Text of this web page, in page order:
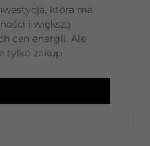
która ma
i większą
cen energii. Ale
tylko zakup